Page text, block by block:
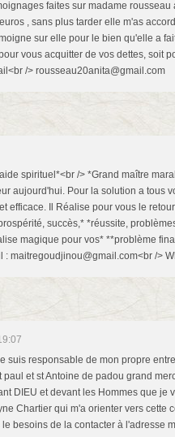
faites sur madame
, sans plus tarder elle m'as
sur elle pour le bien qu'elle a
vous acquitter de vos dettes, soit
/> rousseau20anita@gmail.com
spirituel*<br /> *Grand maître
aujourd'hui. Pour la solution a tous
efficace. Il Réalise pour vous le
succès,* *réussite,
magique pour vos* **problème
: maitregoudjinou@gmail.com<br />
suis responsable de mon propre
et st Antoine de padou grand
DIEU et devant les Hommes que je
Chartier qui m'a orienter vers cette
besoins de la contacter à l'adresse